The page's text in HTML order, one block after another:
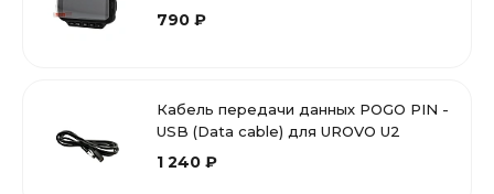
790 ₽
Кабель передачи данных POGO PIN -
USB (Data cable) для UROVO U2
1 240 ₽